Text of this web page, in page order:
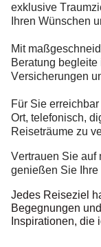
exklusive
Ihren Wünschen
Mit
Beratung
Versicherungen
Für Sie
Ort, telefonisch,
Reiseträume zu
Vertrauen Sie auf
genießen Sie
Jedes Reiseziel
Begegnungen
Inspirationen, die